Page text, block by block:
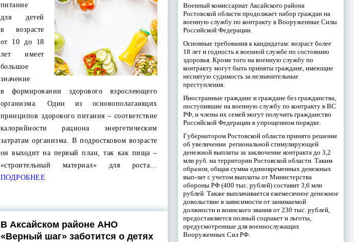
питание
для детей
в возрасте
от 10 до 18
лет имеет
большое
значение
в формировании здорового взрослеющего
организма. Один из основополагающих
принципов здорового питания – соответствие
калорийности рациона энергетическим
затратам организма. В подростковом возрасте
он выходит на первый план, так как пища –
«строительный материал» для роста…
ПОДРОБНЕЕ
В Аксайском районе АНО
«Верный шаг» заботится о детях
Военный комиссариат Аксайского района
Ростовской области продолжает набор граждан на
военную службу по контракту в Вооруженные Силы
Российской Федерации.
Основные требования к кандидатам: возраст более
18 лет и годность к военной службе по состоянию
здоровья. Кроме того на военную службу по
контракту могут быть приняты граждане, имеющие
неснятую судимость за незначительные
преступления.
Иностранные граждане и граждане без гражданства,
поступившие на военную службу по контракту в ВС
РФ, и члены их семей могут получить гражданство
Российской Федерации в упрощенном порядке.
Губернатором Ростовской области принято решение
об увеличении региональной стимулирующей
денежной выплаты за заключение контракта до 3,2
млн руб. на территории Ростовской области. Таким
образом, общая сумма единовременных денежных
вып-лат с учетом выплаты от Министерства
обороны РФ (400 тыс. рублей) составит 3,6 млн
рублей. Также выплачивается ежемесячное денежное
довольствие в зависимости от занимаемой
должности и воинского звания от 230 тыс. рублей,
предоставляется полный соцпакет и льготы,
предусмотренные для военнослужащих
Вооруженных Сил РФ.